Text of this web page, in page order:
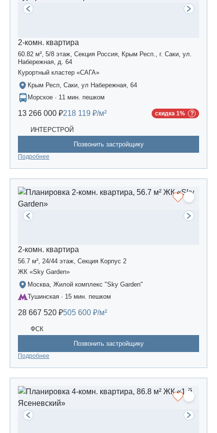
2-комн. квартира
60.82 м², 5/8 этаж, Секция Россия, Крым Респ., г. Саки, ул.
Набережная, д. 64
Курортный кластер «САГА»
Крым Респ, Саки, ул Набережная, 64
Морское · 11 мин. пешком
13 266 000 ₽218 119 ₽/м² скидка 1%
ИНТЕРСТРОЙ
Позвонить застройщику
Подробнее
2-комн. квартира
56.7 м², 24/44 этаж, Секция Корпус 2
ЖК «Sky Garden»
Москва, Жилой комплекс "Sky Garden"
Тушинская · 15 мин. пешком
28 667 520 ₽505 600 ₽/м²
ФСК
Позвонить застройщику
Подробнее